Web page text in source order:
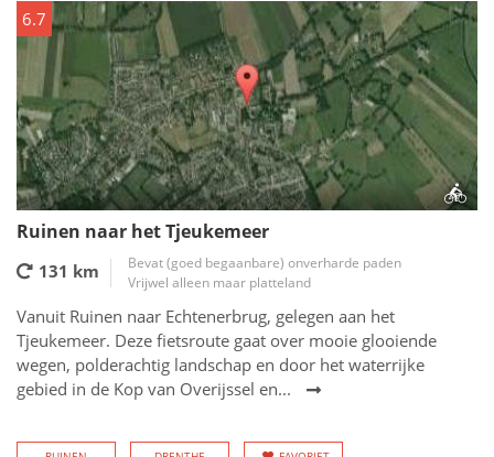
6.7
Ruinen naar het Tjeukemeer
131 km
Bevat (goed begaanbare) onverharde paden
Vrijwel alleen maar platteland
Vanuit Ruinen naar Echtenerbrug, gelegen aan het
Tjeukemeer. Deze fietsroute gaat over mooie glooiende
wegen, polderachtig landschap en door het waterrijke
gebied in de Kop van Overijssel en...